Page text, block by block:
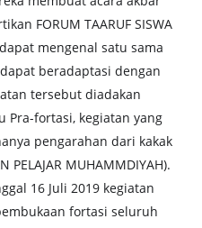
FORUM TAARUF SISWA
mengenal satu sama
beradaptasi dengan
tersebut diadakan
Pra-fortasi, kegiatan yang
pengarahan dari kakak
PELAJAR MUHAMMDIYAH).
16 Juli 2019 kegiatan
fortasi seluruh